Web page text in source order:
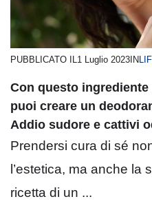
PUBBLICATO IL 1 Luglio 2023 IN
Con questo
puoi creare un
Addio sudore e cattivi
Prendersi cura di sé
l’estetica, ma anche la
ricetta di un ...